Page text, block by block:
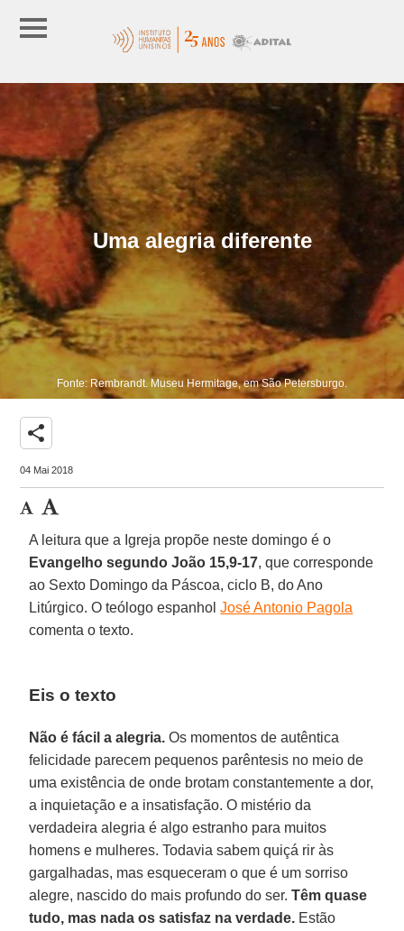
Uma alegria diferente
Fonte: Rembrandt. Museu Hermitage, em São Petersburgo.
share
04 Mai 2018
A leitura que a Igreja propõe neste domingo é o
Evangelho segundo João 15,9-17, que corresponde
ao Sexto Domingo da Páscoa, ciclo B, do Ano
Litúrgico. O teólogo espanholJosé Antonio Pagola
comenta o texto.
Eis o texto
Não é fácil a alegria. Os momentos de autêntica
felicidade parecem pequenos parêntesis no meio de
uma existência de onde brotam constantemente a dor,
a inquietação e a insatisfação. O mistério da
verdadeira alegria é algo estranho para muitos
homens e mulheres. Todavia sabem quiçá rir às
gargalhadas, mas esqueceram o que é um sorriso
alegre, nascido do mais profundo do ser.Têm quase
tudo, mas nada os satisfaz na verdade. Estão